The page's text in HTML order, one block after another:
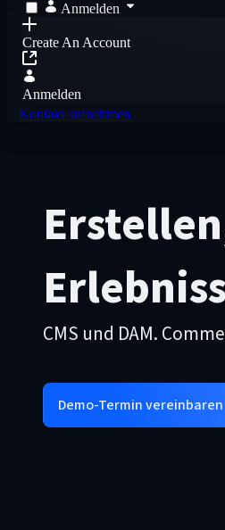
Anmelden
Create An Account
Anmelden
Kontakt aufnehmen
CMS und DAM.
Demo-Termin vereinbaren